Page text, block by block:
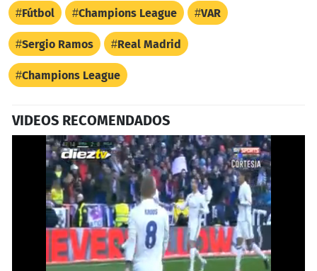
Fútbol Champions League VAR
Sergio Ramos Real Madrid
Champions League
VIDEOS RECOMENDADOS